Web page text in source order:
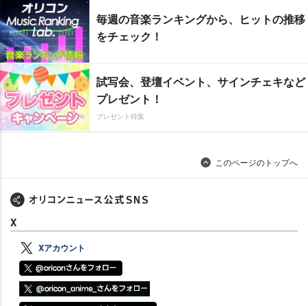
毎週の音楽ランキングから、ヒットの推移
をチェック！
試写会、登壇イベント、サインチェキなど
プレゼント！
プレゼント特集
このページのトップへ
X
Xアカウント